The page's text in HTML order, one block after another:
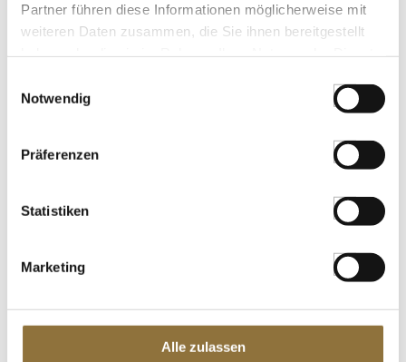
Partner führen diese Informationen möglicherweise mit
weiteren Daten zusammen, die Sie ihnen bereitgestellt
Notwendig
Präferenzen
Statistiken
Marketing
Alle zulassen